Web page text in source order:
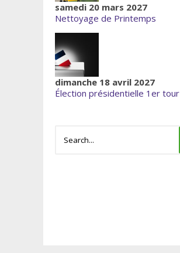
samedi 20 mars 2027
Nettoyage de Printemps
dimanche 18 avril 2027
Élection présidentielle 1er tour